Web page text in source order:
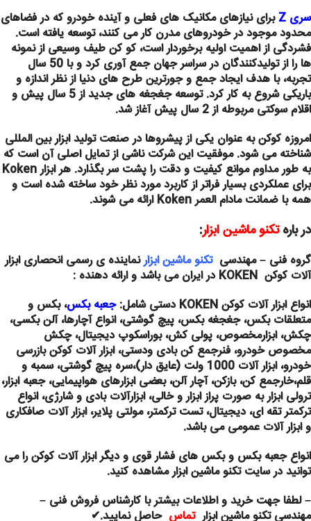
سری Z
برای نیازهای مکانیک های فعلی و آینده خودرو که در فضاهای
محدود موجود در خودروهای مدرن کار می کنند، توسعه یافته است.
فشردگی از اهمیت اولیه برخوردار است، کو کن طیف وسیعی از نمونه
ها را از تولیدکنندگان در سراسر جهان جمع آوری کرد و با 50 سال
تجربه، با هدف ایجاد جمع و جورترین طرح های دنیا از نظر اندازه و
باریکی شروع به کار کرد. توسعه جغجغه های جدید از 5 سال پیش و
اقلام سوکتی مربوطه از 2 سال پیش آغاز شد.
امروزه کوکن به عنوان یکی از پیشروها در صنعت تولید ابزار بین المللی
شناخته می شود. موفقیت این شرکت ناشی از تمایل اصلی آن است که
به طور مداوم موانع کیفیت و دقت را پشت سر بگذارد. هر ابزار Koken
برای عملکردی بسیار فراتر از کاربرد مورد نظر خود ساخته شده است و
همه با ضمانت مادام العمر Koken ارائه می شوند.
در بارهتکنو ماشین ابزار:
گروه فنی – مهندسیتکنو ماشین ابزارنماینده ی رسمی انحصاری ابزار
آلات کوکن KOKEN در ایران می باشد و ارائه دهنده :
انواع ابزار آلات کوکن KOKEN دستی شامل:
جعبه بکس، بکس و
متعلقات بکس، جغجغه بکس، پیچ گوشتی، انواع آچارها، آلن بکسی،
چکش، ابزارمخصوص، پولی کش، بوراسکوپ دیجیتال، چکش
مخصوص خودرو، فنرجمع کن بادی ودستی، ابزار آلات کوکن بازرسی
خودرو، ابزار آلات 1000 ولت (عایق دار)،سره پیچ گوشتی، سمبه و
قلم،خارجمع کن، بازکن، آچار آلن، بعضی ابزارهای هواپیمایی، جعبه ابزار،
ترولی ابزار به صورت پراز ابزار و خالی، ابزارآلات بادی و شارژی، انواع
ترکمتر تقه‎‌ ای، دیجیتال، تست ترکمتر، مولتی پلایر، ابزار آلات صافکاری
و ابزار آلات عمومی می باشد.
انواع جعبه بکس و بکس های فشار قوی و دیگر ابزار آلات کوکن را می
توانید در سایت تکنو ماشین ابزار مشاهده کنید.
–لطفا جهت خرید و اطلاعات بیشتر با کارشناس فروش فنی –
مهندسی تکنو ماشین ابزارتماس حاصل نمایید.
✔